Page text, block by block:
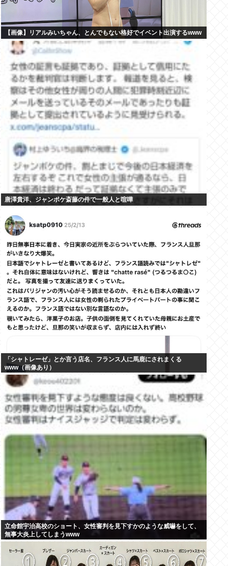
【画像】リアルみいちゃん、とんでもない格好でイベント出演するwww
唐澤貴洋、ジャンポケ斎藤の件で一般人と喧嘩
「シャトレーゼ」とか言う店名、フランス人に馬鹿にされまくる
www（画像あり）
立命館宇治高校のショート、女性審判を見下すかのような威嚇をして、
無事大炎上してしまうwww